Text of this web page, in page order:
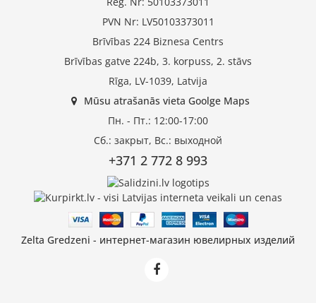
PVN Nr: LV50103373011
Brīvības 224 Biznesa Centrs
Brīvības gatve 224b, 3. korpuss, 2. stāvs
Rīga, LV-1039, Latvija
Mūsu atrašanās vieta Goolge Maps
Пн. - Пт.: 12:00-17:00
Сб.: закрыт, Вс.: выходной
+371 2 772 8 993
Zelta Gredzeni - интернет-магазин ювелирных изделий